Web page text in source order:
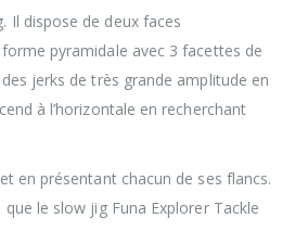
Il dispose de deux faces
pyramidale avec 3 facettes de
jerks de très grande amplitude en
à l’horizontale en recherchant
en présentant chacun de ses flancs.
le slow jig Funa Explorer Tackle